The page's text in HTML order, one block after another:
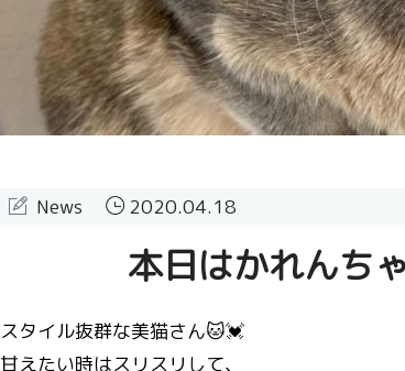
News 2020.04.18
本日はかれんち
スタイル抜群な美猫さん🐱💓
甘えたい時はスリスリして、